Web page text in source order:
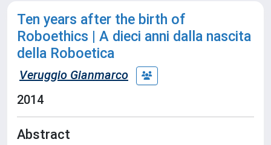
Ten years after the birth of
Roboethics | A dieci anni dalla nascita
della Roboetica
Veruggio Gianmarco
2014
Abstract